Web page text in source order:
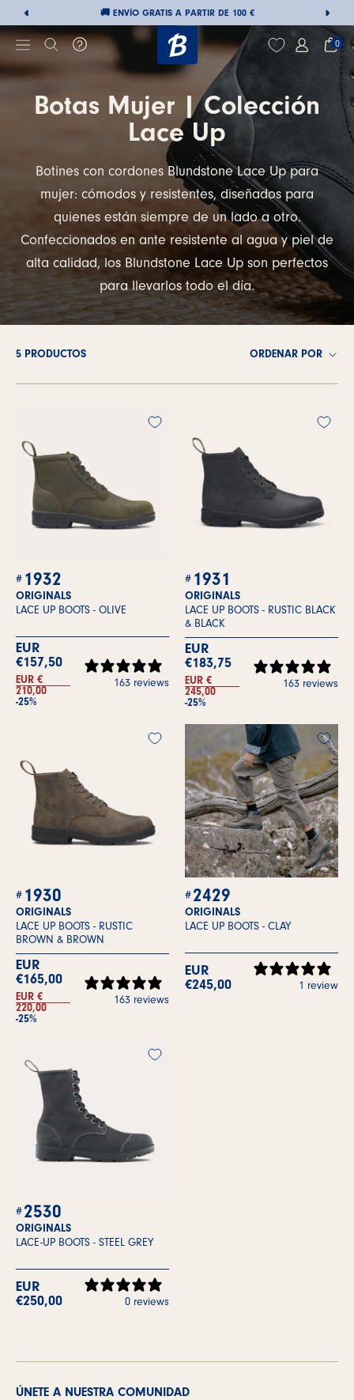
Saltar
al
contenido
🚚 ENVÍO GRATIS A PARTIR DE 100 €
0
Botas Mujer | Colección
Lace Up
Botines con cordones Blundstone Lace Up para
mujer: cómodos y resistentes, diseñados para
quienes están siempre de un lado a otro.
Confeccionados en ante resistente al agua y piel de
alta calidad, los Blundstone Lace Up son perfectos
para llevarlos todo el día.
5 PRODUCTOS ORDENAR POR
ORIGINALS
LACE UP BOOTS - OLIVE
1932
EUR
€157,50
EUR €
210,00
-25%
163 reviews
ORIGINALS
LACE UP BOOTS - RUSTIC BLACK
& BLACK
1931
EUR
€183,75
EUR €
245,00
-25%
163 reviews
ORIGINALS
LACE UP BOOTS - RUSTIC
BROWN & BROWN
1930
EUR
€165,00
EUR €
220,00
-25%
163 reviews
ORIGINALS
LACE UP BOOTS - CLAY
2429
EUR
€245,00
1 review
ORIGINALS
LACE-UP BOOTS - STEEL GREY
2530
EUR
€250,00
0 reviews
ÚNETE A NUESTRA COMUNIDAD